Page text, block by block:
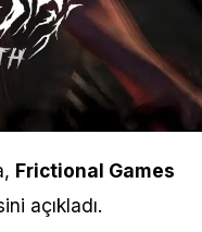
Frictional Games
açıkladı.